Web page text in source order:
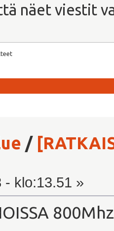
näet viestit
/
- klo:13.51 »